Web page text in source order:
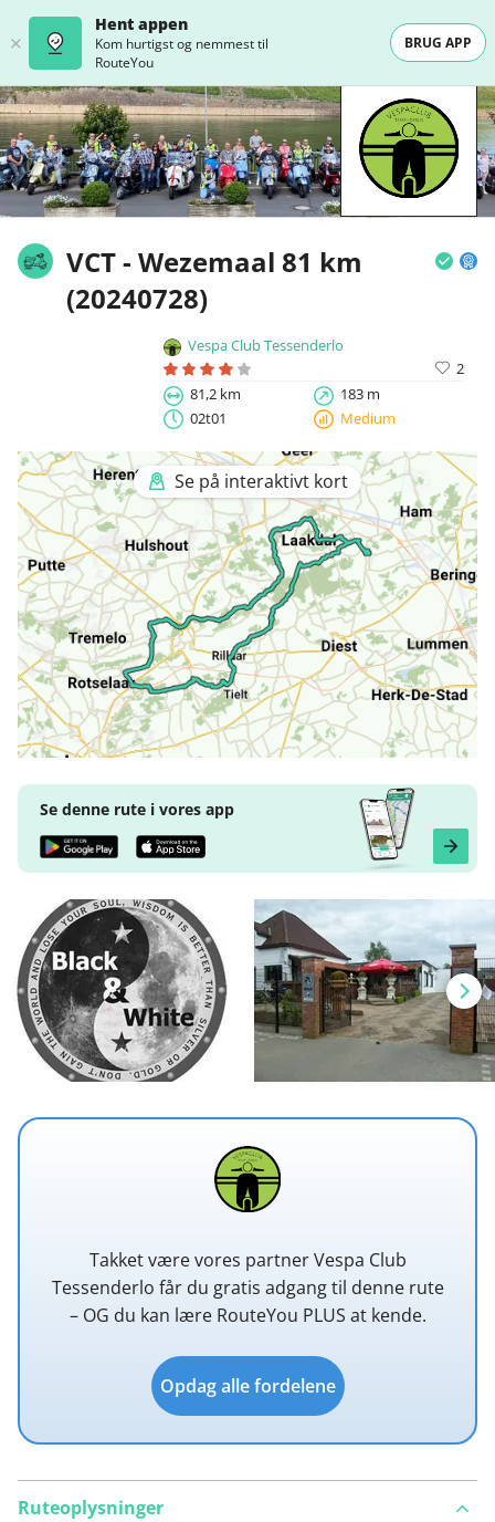
Hent appen
Kom hurtigst og nemmest til
RouteYou
BRUG APP
VCT - Wezemaal 81 km
(20240728)
Vespa Club Tessenderlo
2
81,2 km
183 m
02t01
Medium
Se på interaktivt kort
Se denne rute i vores app
Takket være vores partner Vespa Club
Tessenderlo får du gratis adgang til denne rute
– OG du kan lære RouteYou PLUS at kende.
Opdag alle fordelene
Ruteoplysninger